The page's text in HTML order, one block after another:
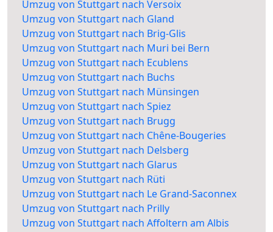
Umzug von Stuttgart nach Versoix
Umzug von Stuttgart nach Gland
Umzug von Stuttgart nach Brig-Glis
Umzug von Stuttgart nach Muri bei Bern
Umzug von Stuttgart nach Ecublens
Umzug von Stuttgart nach Buchs
Umzug von Stuttgart nach Münsingen
Umzug von Stuttgart nach Spiez
Umzug von Stuttgart nach Brugg
Umzug von Stuttgart nach Chêne-Bougeries
Umzug von Stuttgart nach Delsberg
Umzug von Stuttgart nach Glarus
Umzug von Stuttgart nach Rüti
Umzug von Stuttgart nach Le Grand-Saconnex
Umzug von Stuttgart nach Prilly
Umzug von Stuttgart nach Affoltern am Albis